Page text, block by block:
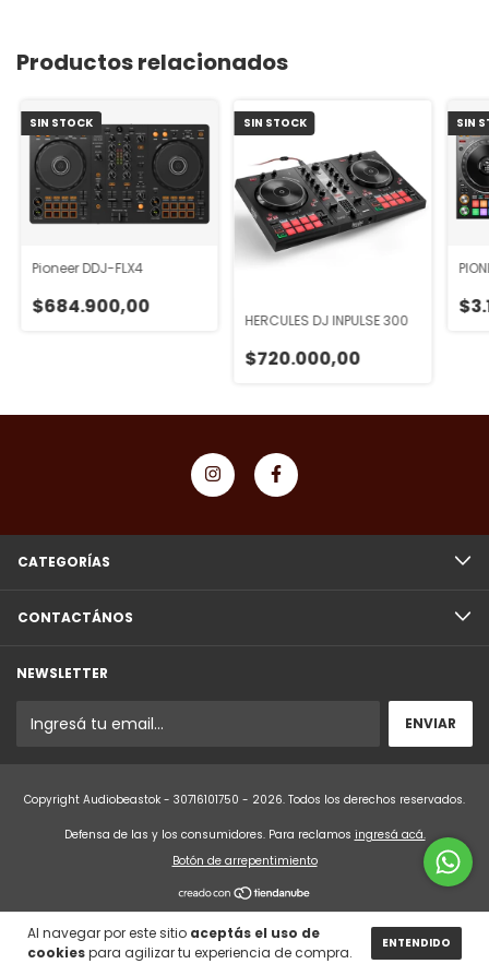
Al navegar por este sitio aceptás el uso de
cookiespara agilizar tu experiencia de compra.
ENTENDIDO
Productos relacionados
SIN STOCK
Pioneer DDJ-FLX4
$684.900,00
SIN STOCK
HERCULES DJ INPULSE 300
$720.000,00
SIN
CATEGORÍAS
CONTACTÁNOS
NEWSLETTER
Copyright Audiobeastok - 30716101750 - 2026. Todos los derechos reservados.
Defensa de las y los consumidores. Para reclamos ingresá acá.
Botón de arrepentimiento